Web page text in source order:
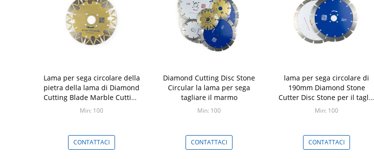
Lama per sega circolare della
pietra della lama di Diamond
Cutting Blade Marble Cutting
dell'oro
Min: 100
CONTATTACI
Diamond Cutting Disc Stone
Circular la lama per sega
tagliare il marmo
Min: 100
CONTATTACI
lama per sega circolare di
190mm Diamond Stone
Cutter Disc Stone per il taglio
del marmo
Min: 100
CONTATTACI